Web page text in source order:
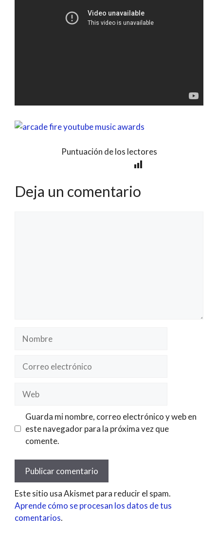
Puntuación de los lectores
Deja un comentario
electrónico
Guarda mi nombre, correo electrónico y web en
este navegador para la próxima vez que
comente.
Este sitio usa Akismet para reducir el spam.
Aprende cómo se procesan los datos de tus
comentarios.